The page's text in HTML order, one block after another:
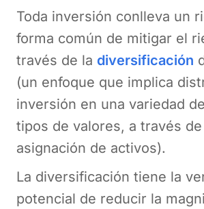
Toda inversión conlleva un
forma común de mitigar el
través de la diversificación
(un enfoque que implica
inversión en una variedad
tipos de valores, a través de
asignación de activos).
La diversificación tiene la
potencial de reducir la